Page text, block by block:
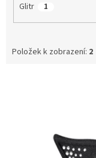
Glitr 1
Položek k zobrazení: 2